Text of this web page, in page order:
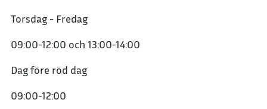
Torsdag - Fredag
09:00-12:00 och 13:00-14:00
Dag före röd dag
09:00-12:00